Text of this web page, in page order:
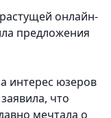
онлайн-
предложения
интерес юзеров
что
мечтала о